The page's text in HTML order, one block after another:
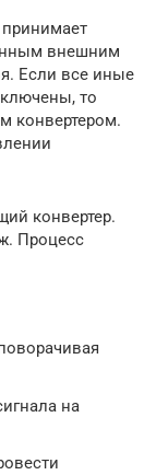
внешним
Если все иные
то
конвертером.
конвертер.
Процесс
на